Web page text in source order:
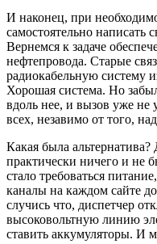
И наконец, при
самостоятельно написать
Вернемся к задаче
нефтепровода. Старые
радиокабельную систему
Хорошая система. Но
вдоль нее, и вызов уже
всех, незавимо от того,
Какая была
практически ничего и не
стало требоваться
каналы на каждом сайте
случись что, диспетчер
высоковольтную линию
ставить аккумуляторы. И